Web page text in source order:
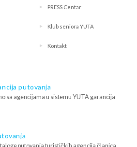
PRESS Centar
Klub seniora YUTA
Kontakt
putovanja
sa agencijama u sistemu YUTA garancija